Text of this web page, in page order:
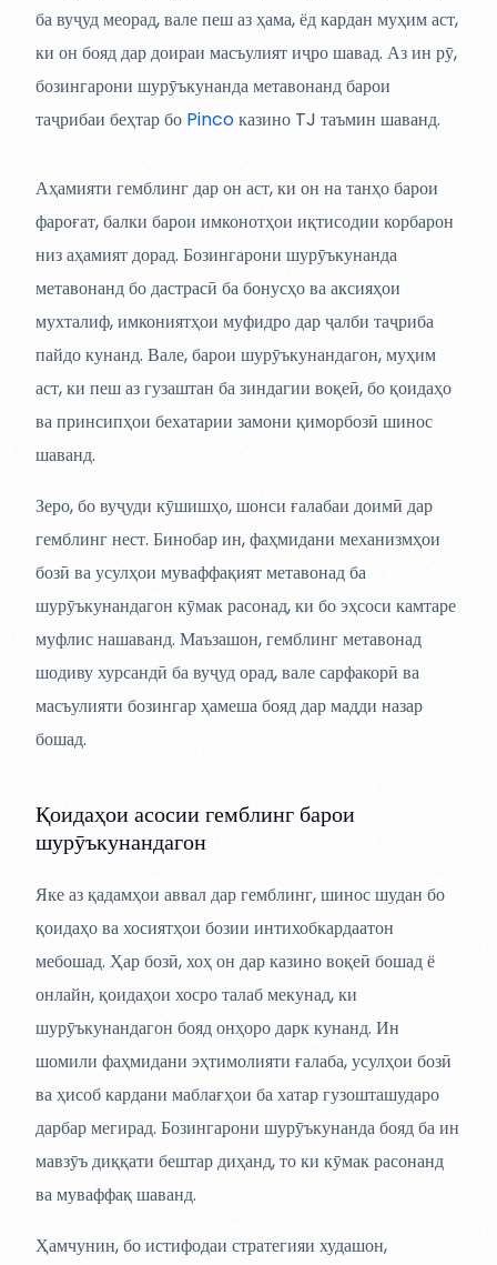
ба вуҷуд меорад, вале пеш аз ҳама, ёд кардан муҳим аст,
ки он бояд дар доираи масъулият иҷро шавад. Аз ин рӯ,
бозингарони шурӯъкунанда метавонанд барои
таҷрибаи беҳтар бо Pincoказино TJ таъмин шаванд.
Аҳамияти гемблинг дар он аст, ки он на танҳо барои
фароғат, балки барои имконотҳои иқтисодии корбарон
низ аҳамият дорад. Бозингарони шурӯъкунанда
метавонанд бо дастрасӣ ба бонусҳо ва аксияҳои
мухталиф, имкониятҳои муфидро дар ҷалби таҷриба
пайдо кунанд. Вале, барои шурӯъкунандагон, муҳим
аст, ки пеш аз гузаштан ба зиндагии воқеӣ, бо қоидаҳо
ва принсипҳои бехатарии замони қиморбозӣ шинос
шаванд.
Зеро, бо вуҷуди кӯшишҳо, шонси ғалабаи доимӣ дар
гемблинг нест. Бинобар ин, фаҳмидани механизмҳои
бозӣ ва усулҳои муваффақият метавонад ба
шурӯъкунандагон кӯмак расонад, ки бо эҳсоси камтаре
муфлис нашаванд. Маъзашон, гемблинг метавонад
шодиву хурсандӣ ба вуҷуд орад, вале сарфакорӣ ва
масъулияти бозингар ҳамеша бояд дар мадди назар
бошад.
Қоидаҳои асосии гемблинг барои
шурӯъкунандагон
Яке аз қадамҳои аввал дар гемблинг, шинос шудан бо
қоидаҳо ва хосиятҳои бозии интихобкардаатон
мебошад. Ҳар бозӣ, хоҳ он дар казино воқеӣ бошад ё
онлайн, қоидаҳои хосро талаб мекунад, ки
шурӯъкунандагон бояд онҳоро дарк кунанд. Ин
шомили фаҳмидани эҳтимолияти ғалаба, усулҳои бозӣ
ва ҳисоб кардани маблағҳои ба хатар гузошташударо
дарбар мегирад. Бозингарони шурӯъкунанда бояд ба ин
мавзӯъ диққати бештар диҳанд, то ки кӯмак расонанд
ва муваффақ шаванд.
Ҳамчунин, бо истифодаи стратегияи худашон,